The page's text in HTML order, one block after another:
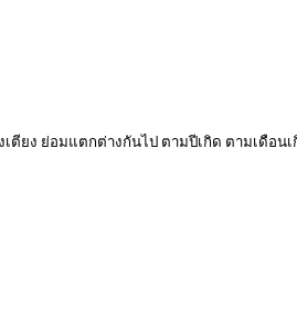
ยง ย่อมแตกต่างกันไป ตามปีเกิด ตามเดือน